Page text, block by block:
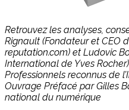
Retrouvez les analyses,
Rignault (Fondateur et CEO
reputation.com) et Ludovic
International de Yves
Professionnels reconnus de
Ouvrage Préfacé par Gilles
national du numérique